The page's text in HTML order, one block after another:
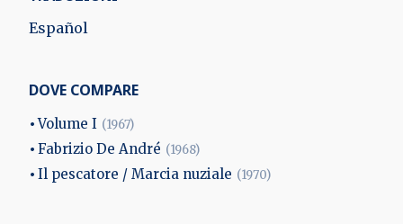
Español
DOVE COMPARE
Volume I (1967)
Fabrizio De André (1968)
Il pescatore / Marcia nuziale (1970)